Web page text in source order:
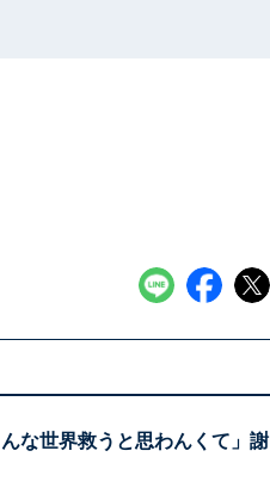
な世界救うと思わんくて」謝